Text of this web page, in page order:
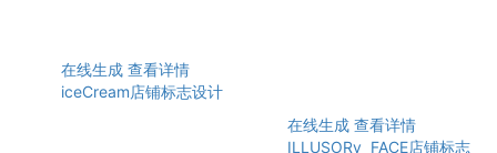
在线生成 查看详情
iceCream店铺标志设计
在线生成 查看详情
ILLUSORy FACE店铺标志